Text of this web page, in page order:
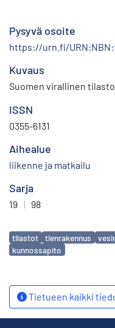
Pysyvä osoite
https://urn.fi/
Kuvaus
Suomen virallinen tilasto
ISSN
0355-6131
Aihealue
liikenne ja matkailu
Sarja
19 | 98
Avainsanat
tilastot tienrakennus
kunnossapito
Tietueen kaikki